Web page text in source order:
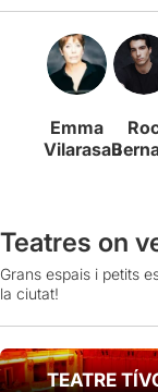
Emma
Vilarasau
Teatres on
Grans espais i petits
la ciutat!
TEATRE